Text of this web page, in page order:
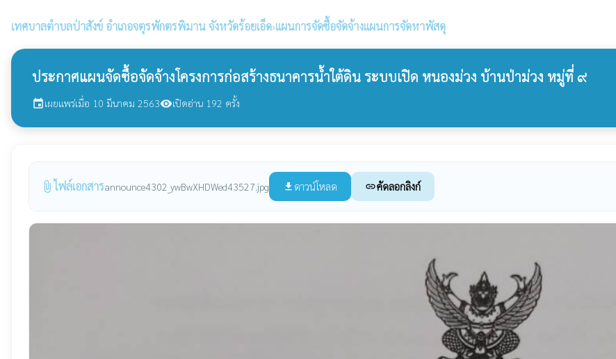
เทศบาลตำบลป่าสังข์ อำเภอจตุรพักตรพิมาน จังหวัดร้อยเอ็ด›แผนการจัดซื้อจัดจ้างแผนการจัดหาพัสดุ
ประกาศแผนจัดซื้อจัดจ้างโครงการก่อสร้างธนาคารน้ำใต้ดิน ระบบเปิด หนองม่วง บ้านป่าม่วง หมู่ที่ ๙
eventเผยแพร่เมื่อ 10 มีนาคม 2563visibilityเปิดอ่าน 192 ครั้ง
attach_file ไฟล์เอกสารannounce4302_ywBwXHDWed43527.jpg file_download ดาวน์โหลด linkคัดลอกลิงก์